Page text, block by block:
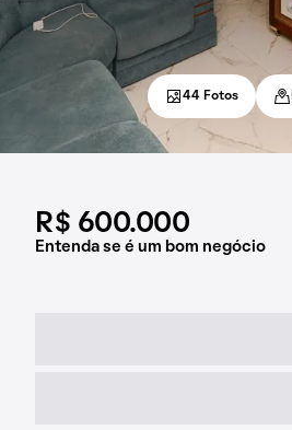
R$ 600.000
Entenda se é um bom negócio
44 Fotos